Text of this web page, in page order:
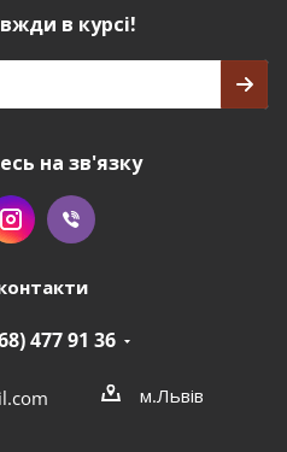
в курсі!
на зв'язку
477 91 36
м.Львів